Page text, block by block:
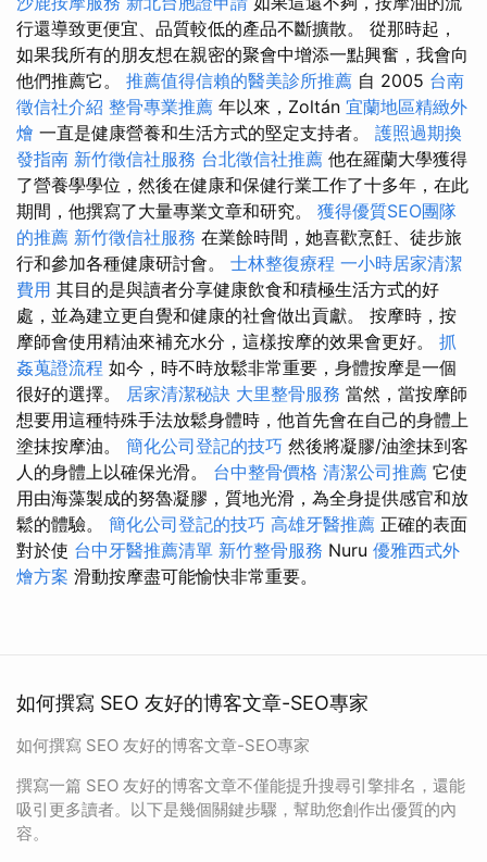
行還導致更便宜、品質較低的產品不斷擴散。 從那時起，
如果我所有的朋友想在親密的聚會中增添一點興奮，我會向
他們推薦它。 推薦值得信賴的醫美診所推薦 自 2005 台南
徵信社介紹 整骨專業推薦 年以來，Zoltán 宜蘭地區精緻外
燴 一直是健康營養和生活方式的堅定支持者。 護照過期換
發指南 新竹徵信社服務 台北徵信社推薦 他在羅蘭大學獲得
了營養學學位，然後在健康和保健行業工作了十多年，在此
期間，他撰寫了大量專業文章和研究。 獲得優質SEO團隊
的推薦 新竹徵信社服務 在業餘時間，她喜歡烹飪、徒步旅
行和參加各種健康研討會。 士林整復療程 一小時居家清潔
費用 其目的是與讀者分享健康飲食和積極生活方式的好
處，並為建立更自覺和健康的社會做出貢獻。 按摩時，按
摩師會使用精油來補充水分，這樣按摩的效果會更好。 抓
姦蒐證流程 如今，時不時放鬆非常重要，身體按摩是一個
很好的選擇。 居家清潔秘訣 大里整骨服務 當然，當按摩師
想要用這種特殊手法放鬆身體時，他首先會在自己的身體上
塗抹按摩油。 簡化公司登記的技巧 然後將凝膠/油塗抹到客
人的身體上以確保光滑。 台中整骨價格 清潔公司推薦 它使
用由海藻製成的努魯凝膠，質地光滑，為全身提供感官和放
鬆的體驗。 簡化公司登記的技巧 高雄牙醫推薦 正確的表面
對於使 台中牙醫推薦清單 新竹整骨服務 Nuru 優雅西式外
燴方案 滑動按摩盡可能愉快非常重要。
如何撰寫 SEO 友好的博客文章-SEO專家
如何撰寫 SEO 友好的博客文章-SEO專家
撰寫一篇 SEO 友好的博客文章不僅能提升搜尋引擎排名，還能
吸引更多讀者。以下是幾個關鍵步驟，幫助您創作出優質的內
容。